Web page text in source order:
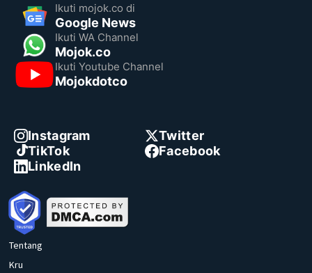
Ikuti mojok.co di
Google News
Ikuti WA Channel
Mojok.co
Ikuti Youtube Channel
Mojokdotco
Instagram
Twitter
TikTok
Facebook
LinkedIn
Tentang
Kru